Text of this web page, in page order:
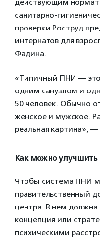
действующим
санитарно-
проверки Роструд
интернатов для
Фадина.
«Типичный ПНИ — это
одним санузлом и
50 человек. Обычно
женское и мужское.
реальная картина», —
Как можно улучшить
Чтобы система ПНИ
правительственный
центра. В нем
концепция или
психическими